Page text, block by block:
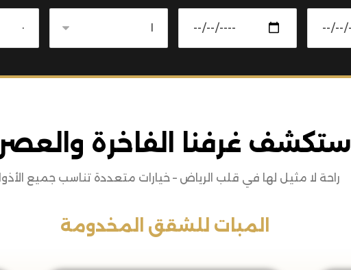
استكشف غرفنا الفاخرة
راحة لا مثيل لها في قلب الرياض – خيارات متعددة تناسب جميع
المبات للشقق المخدومة